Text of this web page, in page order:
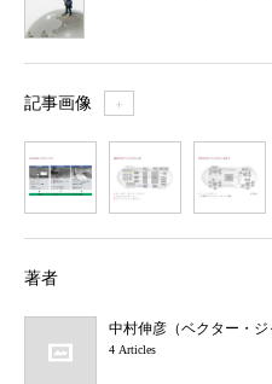
記事画像 ＋
著者
中村伸彦（ベクター・ジ
4 Articles